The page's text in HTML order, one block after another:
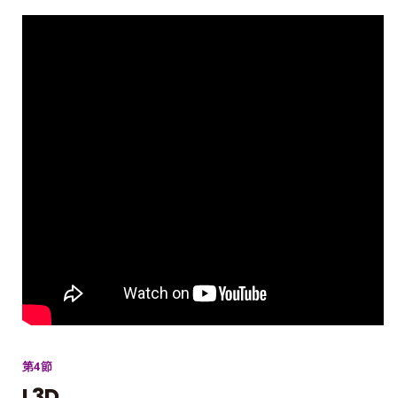
第4節